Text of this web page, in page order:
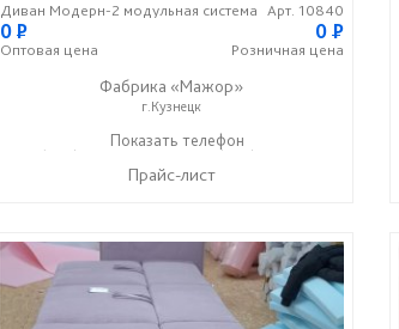
Диван Модерн-2 модульная система Арт. 10840
0P
Оптовая цена
0 P
Розничная цена
Фабрика «Мажор»
г.Кузнецк
+7 (999) 611-98-99 ☎+7 (999) 610-99-95
Показать телефон
Прайс-лист